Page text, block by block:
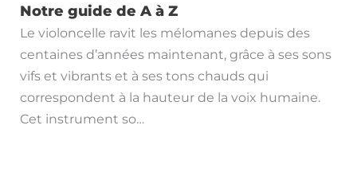
Notre guide de A à Z
Le violoncelle ravit les mélomanes depuis des
centaines d’années maintenant, grâce à ses sons
vifs et vibrants et à ses tons chauds qui
correspondent à la hauteur de la voix humaine.
Cet instrument so…